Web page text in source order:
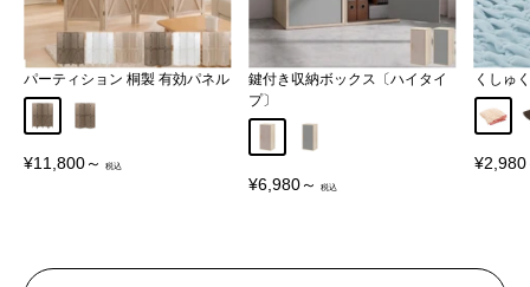
パーティション 桐製 有効パネル
AタイプBタイプ
販
¥11,800～
鍵付き収納ボックス〔ハイタイ
プ〕
販
¥6,980～
くしゅ
アイ
販
¥2,980